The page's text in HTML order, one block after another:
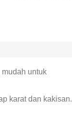
untuk
karat dan kakisan.